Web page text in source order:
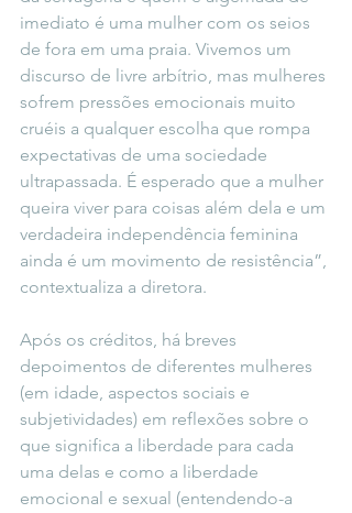
imediato é uma mulher com os seios
de fora em uma praia. Vivemos um
discurso de livre arbítrio, mas mulheres
sofrem pressões emocionais muito
cruéis a qualquer escolha que rompa
expectativas de uma sociedade
ultrapassada. É esperado que a mulher
queira viver para coisas além dela e um
verdadeira independência feminina
ainda é um movimento de resistência”,
contextualiza a diretora.
Após os créditos, há breves
depoimentos de diferentes mulheres
(em idade, aspectos sociais e
subjetividades) em reflexões sobre o
que significa a liberdade para cada
uma delas e como a liberdade
emocional e sexual (entendendo-a